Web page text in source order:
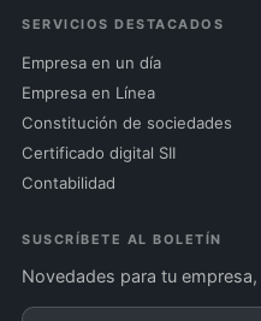
SERVICIOS DESTACADOS
Empresa en un día
Empresa en Línea
Constitución de sociedades
Certificado digital SII
Contabilidad
SUSCRÍBETE AL BOLETÍN
Novedades para tu